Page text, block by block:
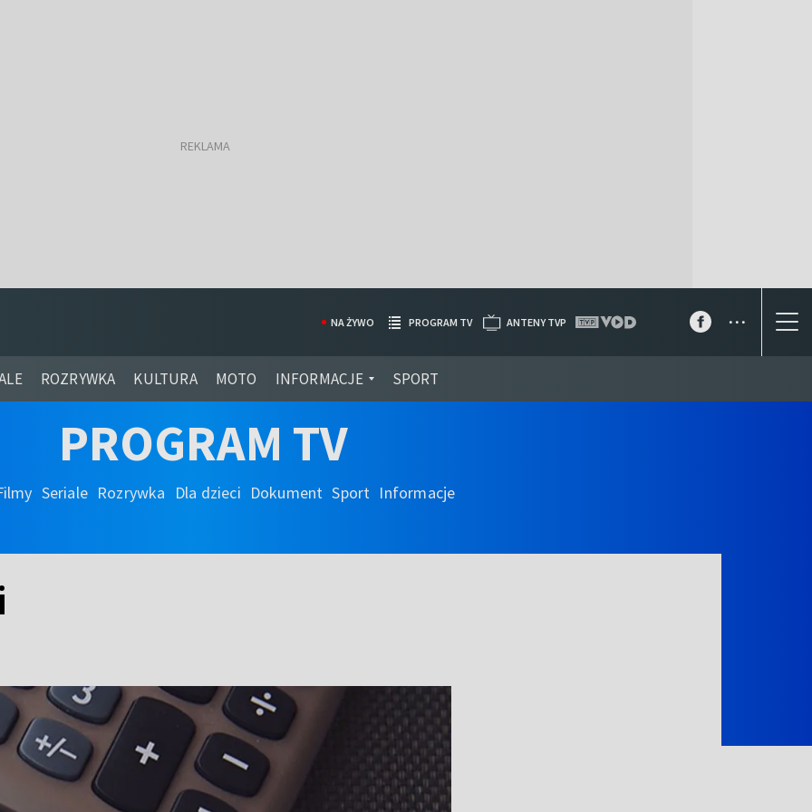
ROZRYWKA KULTURA MOTO INFORMACJE SPORT
NA ŻYWO PROGRAM TV ANTENY TVP ...
PROGRAM TV
Seriale Rozrywka Dla dzieci Dokument Sport Informacje